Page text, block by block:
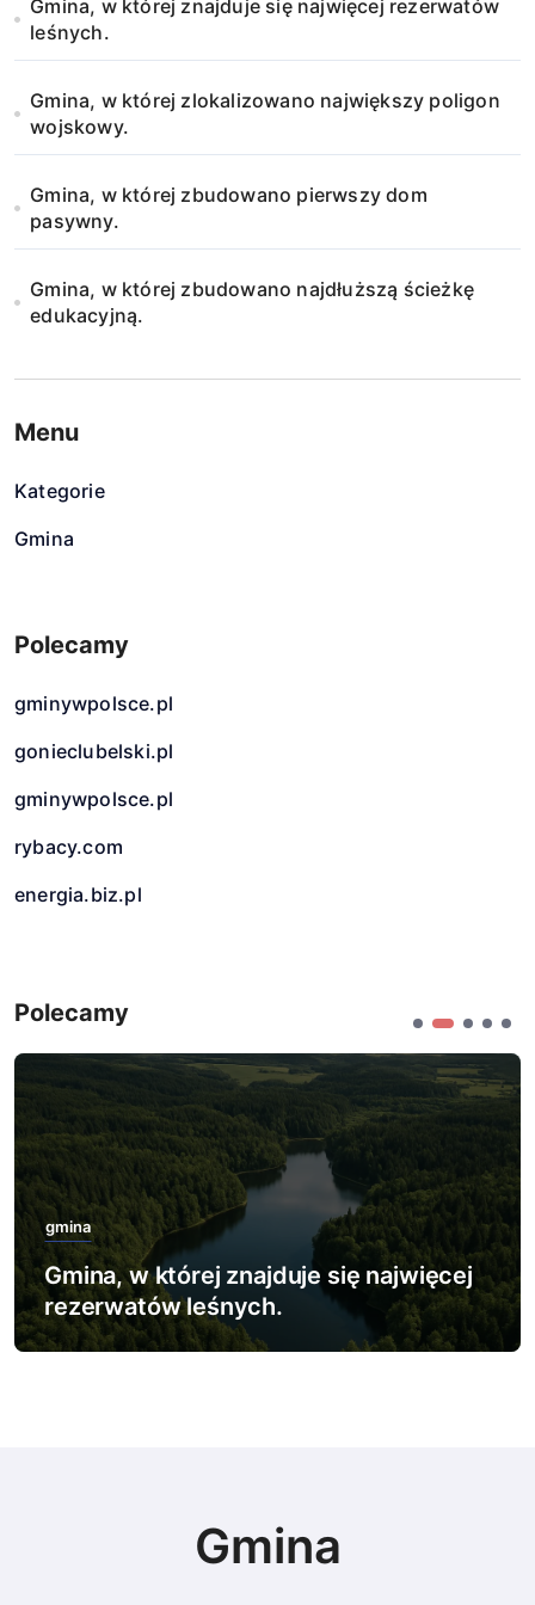
s
u
Gmina, w której znajduje się najwięcej rezerwatów
leśnych.
Gmina, w której zlokalizowano największy poligon
wojskowy.
Gmina, w której zbudowano pierwszy dom
pasywny.
Gmina, w której zbudowano najdłuższą ścieżkę
edukacyjną.
Menu
Kategorie
Gmina
Polecamy
gminywpolsce.pl
gonieclubelski.pl
gminywpolsce.pl
rybacy.com
energia.biz.pl
Polecamy
gmina
Gmina, w której zlokalizowano
największy poligon wojskowy.
Gmina